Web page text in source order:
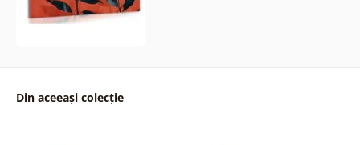
Din aceeași colecție